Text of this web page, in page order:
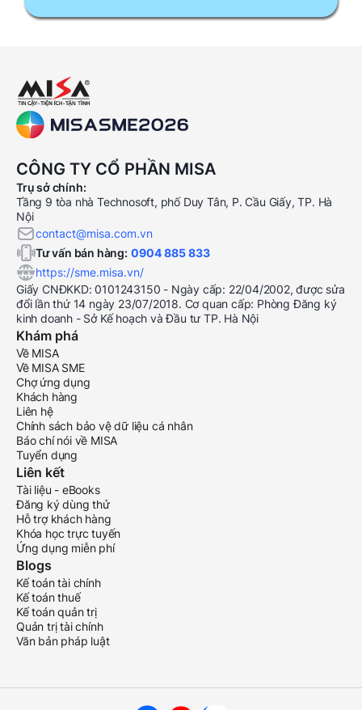
CÔNG TY CỔ PHẦN MISA
Trụ sở chính:
Tầng 9 tòa nhà Technosoft, phố Duy Tân, P. Cầu Giấy, TP. Hà
Nội
contact@misa.com.vn
Tư vấn bán hàng: 0904 885 833
https://sme.misa.vn/
Giấy CNĐKKD: 0101243150 - Ngày cấp: 22/04/2002, được sửa
đổi lần thứ 14 ngày 23/07/2018. Cơ quan cấp: Phòng Đăng ký
kinh doanh - Sở Kế hoạch và Đầu tư TP. Hà Nội
Khám phá
Về MISA
Về MISA SME
Chợ ứng dụng
Khách hàng
Liên hệ
Chính sách bảo vệ dữ liệu cá nhân
Báo chí nói về MISA
Tuyển dụng
Liên kết
Tài liệu - eBooks
Đăng ký dùng thử
Hỗ trợ khách hàng
Khóa học trực tuyến
Ứng dụng miễn phí
Blogs
Kế toán tài chính
Kế toán thuế
Kế toán quản trị
Quản trị tài chính
Văn bản pháp luật